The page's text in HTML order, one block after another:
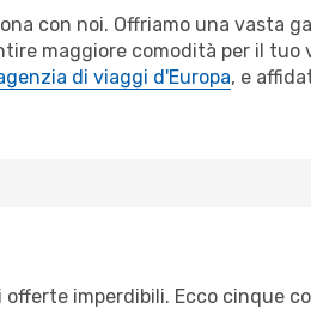
con noi. Offriamo una vasta
maggiore comodità per il tuo
di viaggi d'Europa, e
imperdibili. Ecco cinque